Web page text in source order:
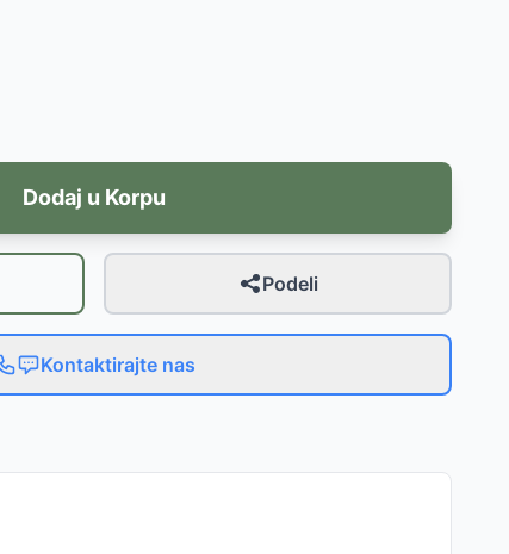
Dodaj u Korpu
Podeli
Kontaktirajte nas